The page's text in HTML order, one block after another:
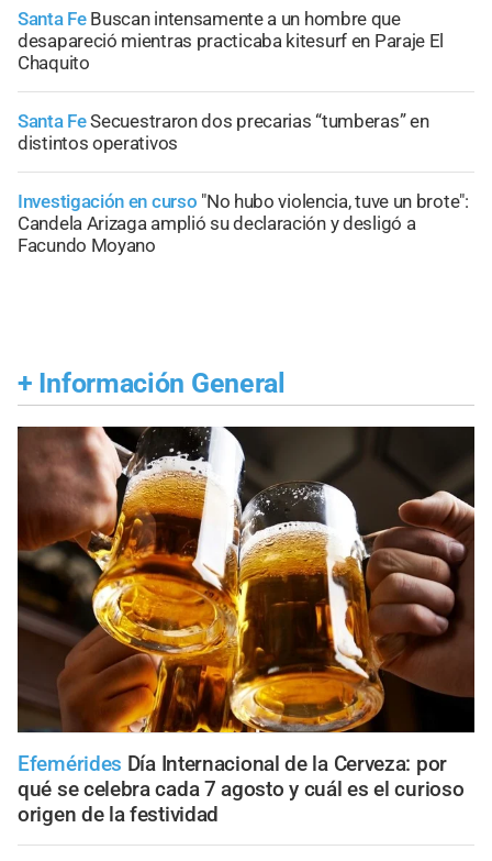
Santa Fe Buscan intensamente a un hombre que
desapareció mientras practicaba kitesurf en Paraje El
Chaquito
Santa FeSecuestraron dos precarias “tumberas” en
distintos operativos
Investigación en curso "No hubo violencia, tuve un brote":
Candela Arizaga amplió su declaración y desligó a
Facundo Moyano
+ Información General
Efemérides Día Internacional de la Cerveza: por
qué se celebra cada 7 agosto y cuál es el curioso
origen de la festividad